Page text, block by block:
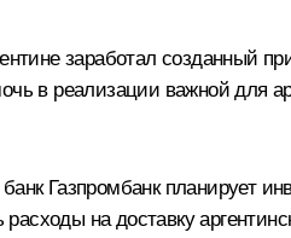
заработал созданный
в реализации важной для
Газпромбанк планирует
на доставку